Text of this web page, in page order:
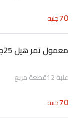
70جنيه
معمول تمر هيل 25جم
علبة 12قطعة مربع
70جنيه